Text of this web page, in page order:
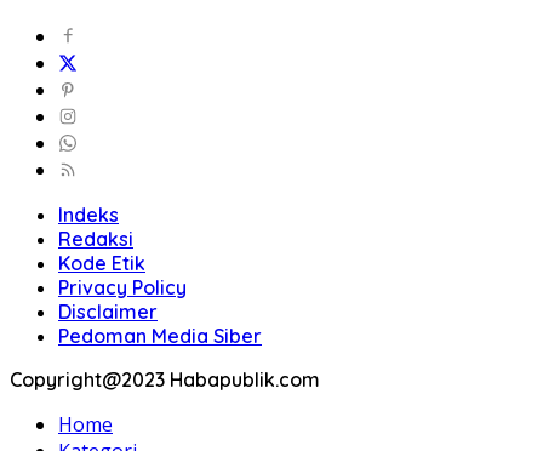
Indeks
Redaksi
Kode Etik
Privacy Policy
Disclaimer
Pedoman Media Siber
Copyright@2023 Habapublik.com
Home